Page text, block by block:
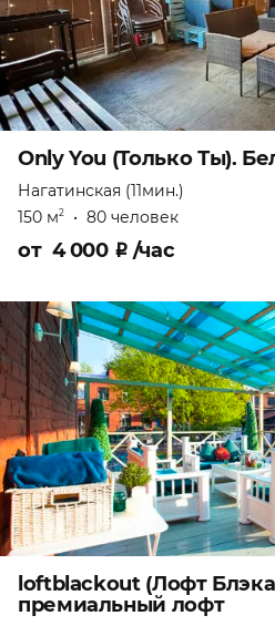
Only You (Только Ты).
Нагатинская (11мин.)
150 м2 • 80 человек
от 4 000 ₽ /час
loftblackout (Лофт
премиальный лофт